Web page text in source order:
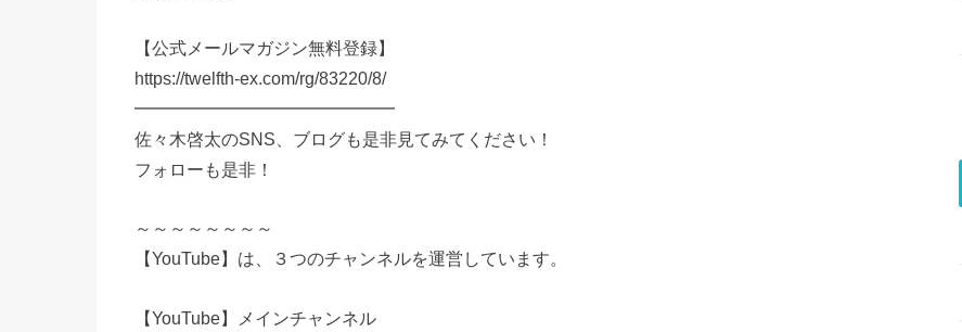
【公式メールマガジン無料登録】
https://twelfth-ex.com/rg/83220/8/
━━━━━━━━━━━━━━━
佐々木啓太のSNS、ブログも是非見てみてください！
フォローも是非！
～～～～～～～～
【YouTube】は、３つのチャンネルを運営しています。
【YouTube】メインチャンネル